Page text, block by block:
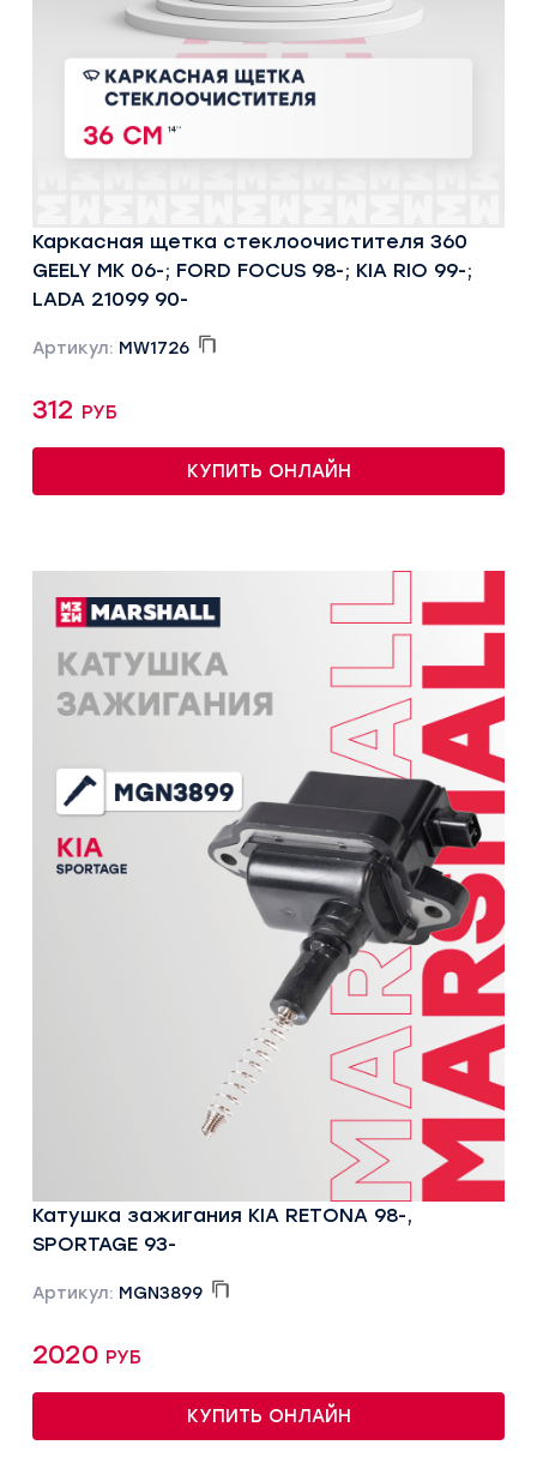
Каркасная щетка стеклоочистителя 360
GEELY MK 06-; FORD FOCUS 98-; KIA RIO 99-;
LADA 21099 90-
Артикул: MW1726
312 руб
КУПИТЬ ОНЛАЙН
Катушка зажигания KIA RETONA 98-,
SPORTAGE 93-
Артикул: MGN3899
2020 руб
КУПИТЬ ОНЛАЙН